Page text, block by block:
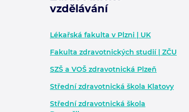
Zápatí - další informace
vzdělávání
Lékařská fakulta v Plzni | UK
Fakulta zdravotnických studií | ZČU
SZŠ a VOŠ zdravotnická Plzeň
Střední zdravotnická škola Klatovy
Střední zdravotnická škola